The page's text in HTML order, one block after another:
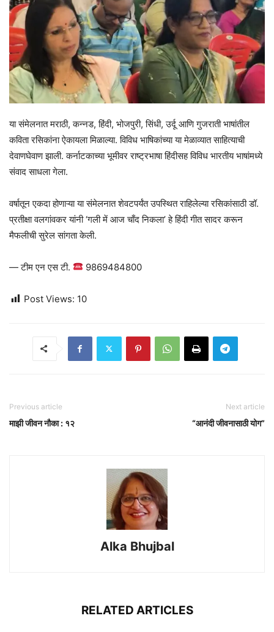
या संमेलनात मराठी, कन्नड, हिंदी, भोजपुरी, सिंधी, उर्दू आणि गुजराती भाषांतील
कविता रसिकांना ऐकायला मिळाल्या. विविध भाषिकांच्या या मेळाव्यात साहित्याची
देवाणघेवाण झाली. कर्नाटकाच्या भूमीवर राष्ट्रभाषा हिंदीसह विविध भारतीय भाषांमध्ये
संवाद साधला गेला.
वर्षातून एकदा होणाऱ्या या संमेलनात शेवटपर्यंत उपस्थित राहिलेल्या रसिकांसाठी डॉ.
प्रतीक्षा वलगांवकर यांनी ‘गली में आज चाँद निकला’ हे हिंदी गीत सादर करून
मैफलीची सुरेल सांगता केली.
— टीम एन एस टी. 9869484800
Post Views: 10
Previous article
माझी जीवन नौका : १२
Next article
“आनंदी जीवनासाठी योग”
Alka Bhujbal
RELATED ARTICLES